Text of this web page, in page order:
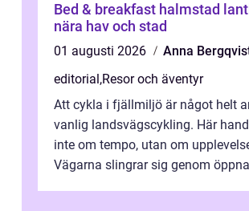
Bed & breakfast halmstad lantligt lugn
nära hav och stad
01 augusti 2026
Anna
editorial,Resor och äventyr
Att cykla i fjällmiljö är något helt
vanlig landsvägscykling. Här
inte om tempo, utan om
Vägarna slingrar sig genom